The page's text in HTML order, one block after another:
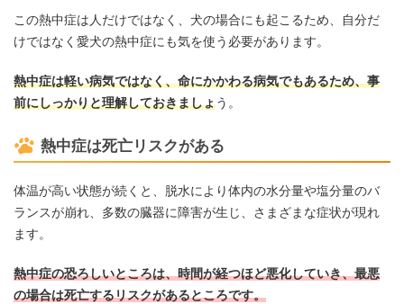
この熱中症は人だけではなく、犬の場合にも起こるため、自分だ
けではなく愛犬の熱中症にも気を使う必要があります。
熱中症は軽い病気ではなく、命にかかわる病気でもあるため、事
前にしっかりと理解しておきましょう。
熱中症は死亡リスクがある
体温が高い状態が続くと、脱水により体内の水分量や塩分量のバ
ランスが崩れ、多数の臓器に障害が生じ、さまざまな症状が現れ
ます。
熱中症の恐ろしいところは、時間が経つほど悪化していき、最悪
の場合は死亡するリスクがあるところです。